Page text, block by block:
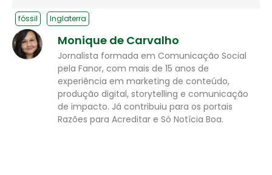
fóssil Inglaterra
Monique de Carvalho
Jornalista formada em Comunicação Social
pela Fanor, com mais de 15 anos de
experiência em marketing de conteúdo,
produção digital, storytelling e comunicação
de impacto. Já contribuiu para os portais
Razões para Acreditar e Só Notícia Boa.